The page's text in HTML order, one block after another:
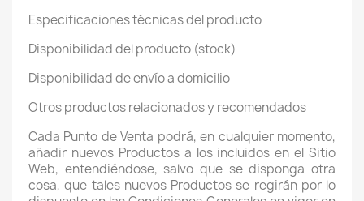
Especificaciones técnicas del producto
Disponibilidad del producto (stock)
Disponibilidad de envío a domicilio
Otros productos relacionados y recomendados
Cada Punto de Venta podrá, en cualquier momento,
añadir nuevos Productos a los incluidos en el Sitio
Web, entendiéndose, salvo que se disponga otra
cosa, que tales nuevos Productos se regirán por lo